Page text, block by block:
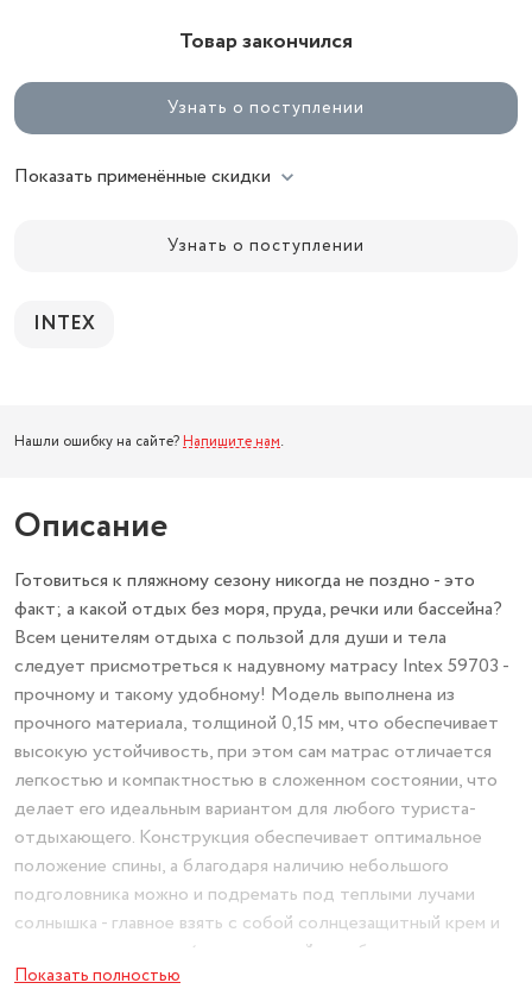
Товар закончился
Узнать о поступлении
Показать применённые скидки
Узнать о поступлении
INTEX
Нашли ошибку на сайте? Напишите нам.
Описание
Готовиться к пляжному сезону никогда не поздно - это
факт; а какой отдых без моря, пруда, речки или бассейна?
Всем ценителям отдыха с пользой для души и тела
следует присмотреться к надувному матрасу Intex 59703 -
прочному и такому удобному! Модель выполнена из
прочного материала, толщиной 0,15 мм, что обеспечивает
высокую устойчивость, при этом сам матрас отличается
легкостью и компактностью в сложенном состоянии, что
делает его идеальным вариантом для любого туриста-
отдыхающего. Конструкция обеспечивает оптимальное
положение спины, а благодаря наличию небольшого
подголовника можно и подремать под теплыми лучами
солнышка - главное взять с собой солнцезащитный крем и
не засыпать надолго (хотя. пожалуй, это будет сложно -
ведь он такой удобный!)
Показать полностью